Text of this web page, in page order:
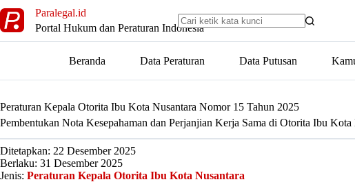
to
content
Paralegal.id
Portal Hukum dan Peraturan Indonesia
Beranda Data Peraturan Data Putusan
Peraturan Kepala Otorita Ibu Kota Nusantara Nomor 15 Tahun 2025
Pembentukan Nota Kesepahaman dan Perjanjian Kerja Sama di Otorita Ibu Kota
Ditetapkan: 22 Desember 2025
Berlaku: 31 Desember 2025
Jenis: Peraturan Kepala Otorita Ibu Kota Nusantara